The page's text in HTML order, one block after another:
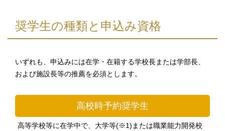
奨学生の種類と申込み資格
いずれも、申込みには在学・在籍する学校長または学部長、
および施設長等の推薦を必須とします。
高校時予約奨学生
高等学校等に在学中で、大学等(※1)または職業能力開発校